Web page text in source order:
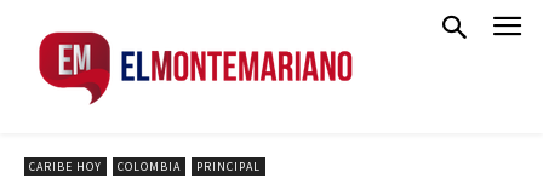
CARIBE HOY COLOMBIA PRINCIPAL